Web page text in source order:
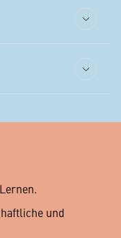
und